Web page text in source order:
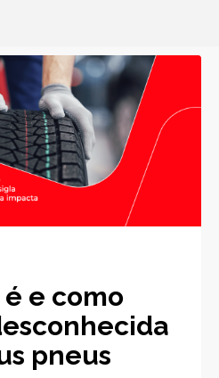
e como
pneus